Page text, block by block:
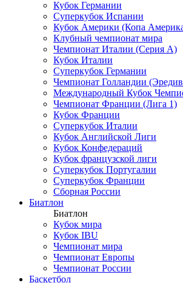
Кубок Германии
Суперкубок Испании
Кубок Америки (Копа
Клубный чемпионат мира
Чемпионат Италии (Серия А)
Кубок Италии
Суперкубок Германии
Чемпионат Голландии
Международный Кубок
Чемпионат Франции (Лига 1)
Кубок Франции
Суперкубок Италии
Кубок Английской Лиги
Кубок Конфедераций
Кубок французской лиги
Суперкубок Португалии
Суперкубок Франции
Сборная России
Биатлон
Биатлон
Кубок мира
Кубок IBU
Чемпионат мира
Чемпионат Европы
Чемпионат России
Баскетбол